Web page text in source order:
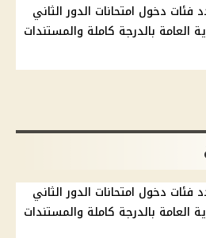
فئات دخول امتحانات الدور الثاني
العامة بالدرجة كاملة والمستندات
فئات دخول امتحانات الدور الثاني
العامة بالدرجة كاملة والمستندات